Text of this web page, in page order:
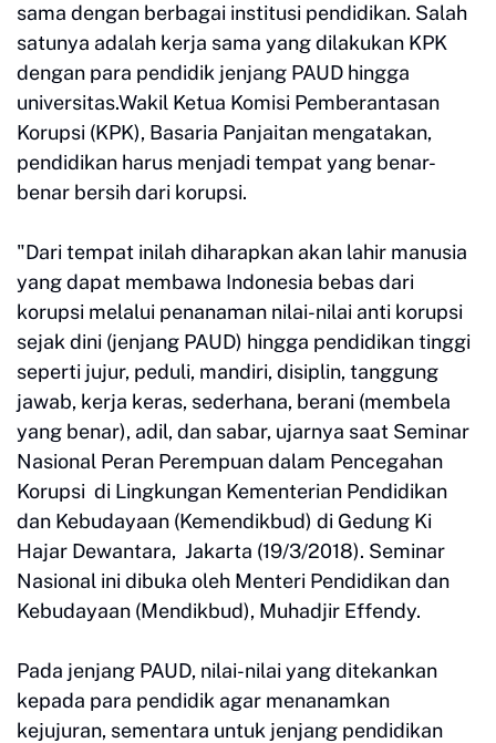
sama dengan berbagai institusi pendidikan. Salah
satunya adalah kerja sama yang dilakukan KPK
dengan para pendidik jenjang PAUD hingga
universitas.Wakil Ketua Komisi Pemberantasan
Korupsi (KPK), Basaria Panjaitan mengatakan,
pendidikan harus menjadi tempat yang benar-
benar bersih dari korupsi.
"Dari tempat inilah diharapkan akan lahir manusia
yang dapat membawa Indonesia bebas dari
korupsi melalui penanaman nilai-nilai anti korupsi
sejak dini (jenjang PAUD) hingga pendidikan tinggi
seperti jujur, peduli, mandiri, disiplin, tanggung
jawab, kerja keras, sederhana, berani (membela
yang benar), adil, dan sabar, ujarnya saat Seminar
Nasional Peran Perempuan dalam Pencegahan
Korupsi di Lingkungan Kementerian Pendidikan
dan Kebudayaan (Kemendikbud) di Gedung Ki
Hajar Dewantara, Jakarta (19/3/2018). Seminar
Nasional ini dibuka oleh Menteri Pendidikan dan
Kebudayaan (Mendikbud), Muhadjir Effendy.
Pada jenjang PAUD, nilai-nilai yang ditekankan
kepada para pendidik agar menanamkan
kejujuran, sementara untuk jenjang pendidikan